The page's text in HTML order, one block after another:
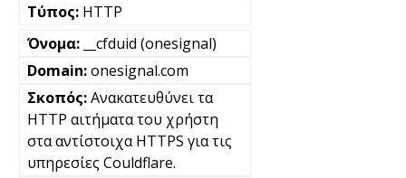
HTTP
__cfduid (onesignal)
onesignal.com
Ανακατευθύνει τα
HTTP αιτήματα του χρήστη
στα αντίστοιχα HTTPS για τις
υπηρεσίες Couldflare.